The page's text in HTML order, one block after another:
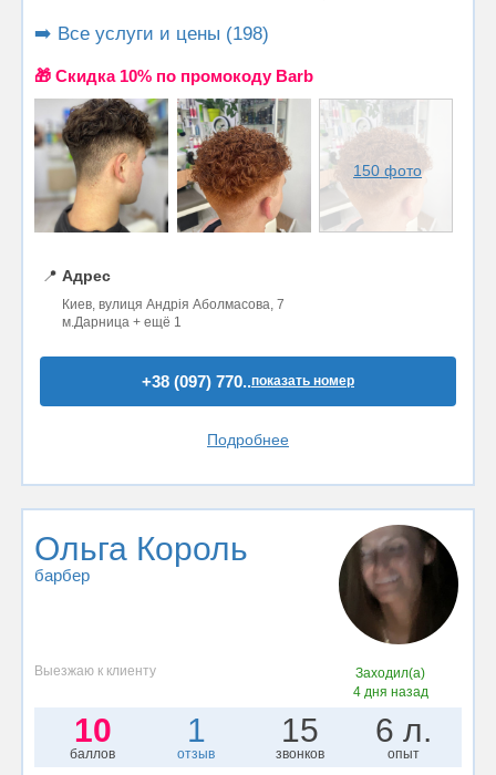
➡️ Все услуги и цены (198)
🎁 Cкидка 10% по промокоду Barb
150 фото
📍 Адрес
Киев, вулиця Андрія Аболмасова, 7
м.Дарница + ещё 1
+38 (097) 770..показать номер
Подробнее
Ольга Король
барбер
Выезжаю к клиенту
Заходил(а)
4 дня назад
10
баллов
1
отзыв
15
звонков
6 л.
опыт